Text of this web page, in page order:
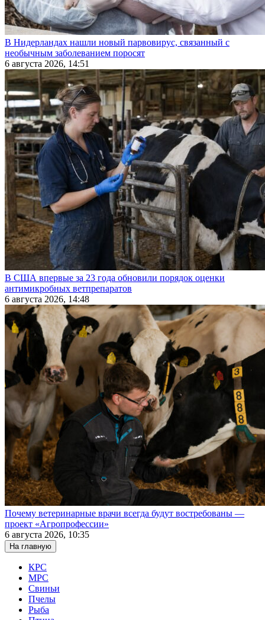
В Нидерландах нашли новый парвовирус, связанный с
необычным заболеванием поросят
6 августа 2026, 14:51
В США впервые за 23 года обновили порядок оценки
антимикробных ветпрепаратов
6 августа 2026, 14:48
Почему ветеринарные врачи всегда будут востребованы —
проект «Агропрофессии»
6 августа 2026, 10:35
На главную
КРС
МРС
Свиньи
Пчелы
Рыба